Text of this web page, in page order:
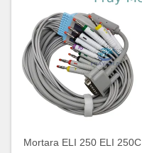
Mortara ELI 250 ELI 250C